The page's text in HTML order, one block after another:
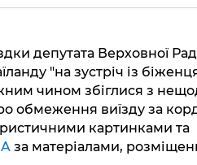
депутата Верховної
"на зустріч із
чином збіглися з
обмеження виїзду за
картинками та
за матеріалами,